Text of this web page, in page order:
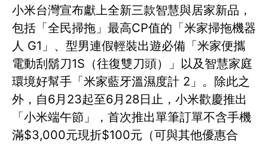
小米台灣宣布獻上全新三款智慧與居家新品，
包括「全民掃拖」最高CP值的「米家掃拖機器
人 G1」、型男連假輕裝出遊必備「米家便攜
電動刮鬍刀1S（往復雙刀頭）」以及智慧家庭
環境好幫手「米家藍牙溫濕度計 2」。除此之
外，自6月23起至6月28日止，小米歡慶推出
「小米端午節」，首次推出單筆訂單不含手機
滿$3,000元現折$100元（可與其他優惠合